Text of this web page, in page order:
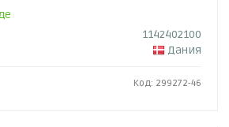
1142402100
Дания
Код: 299272-46